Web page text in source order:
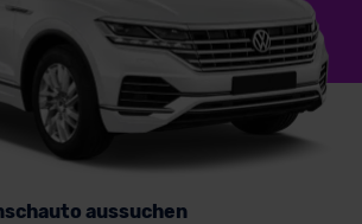
aussuchen